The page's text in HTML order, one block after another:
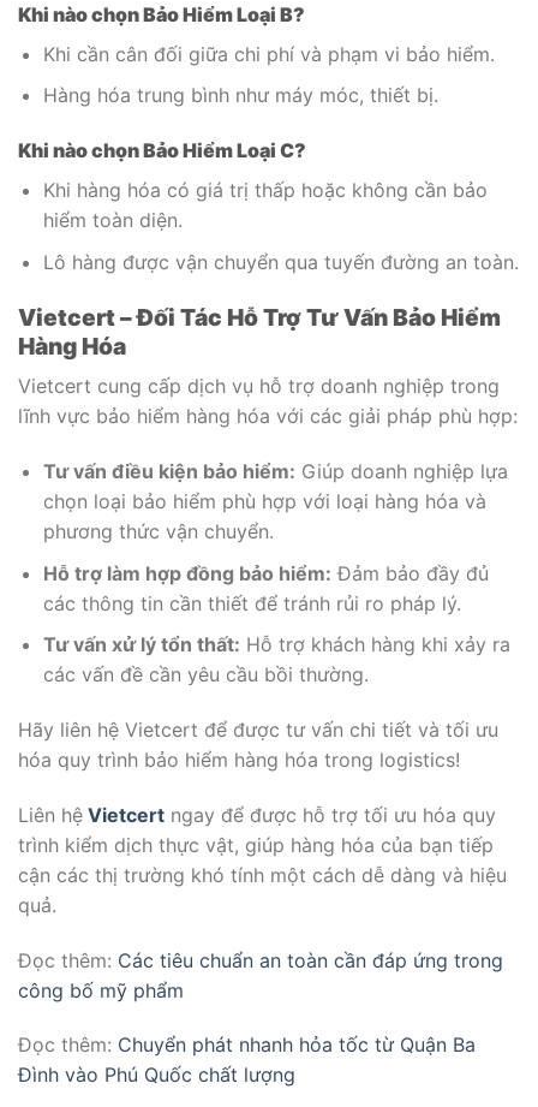
Khi nào chọn Bảo Hiểm Loại B?
Khi cần cân đối giữa chi phí và phạm vi bảo hiểm.
Hàng hóa trung bình như máy móc, thiết bị.
Khi nào chọn Bảo Hiểm Loại C?
Khi hàng hóa có giá trị thấp hoặc không cần bảo
hiểm toàn diện.
Lô hàng được vận chuyển qua tuyến đường an toàn.
Vietcert – Đối Tác Hỗ Trợ Tư Vấn Bảo Hiểm
Hàng Hóa
Vietcert cung cấp dịch vụ hỗ trợ doanh nghiệp trong
lĩnh vực bảo hiểm hàng hóa với các giải pháp phù hợp:
Tư vấn điều kiện bảo hiểm: Giúp doanh nghiệp lựa
chọn loại bảo hiểm phù hợp với loại hàng hóa và
phương thức vận chuyển.
Hỗ trợ làm hợp đồng bảo hiểm: Đảm bảo đầy đủ
các thông tin cần thiết để tránh rủi ro pháp lý.
Tư vấn xử lý tổn thất: Hỗ trợ khách hàng khi xảy ra
các vấn đề cần yêu cầu bồi thường.
Hãy liên hệ Vietcert để được tư vấn chi tiết và tối ưu
hóa quy trình bảo hiểm hàng hóa trong logistics!
Liên hệ Vietcert ngay để được hỗ trợ tối ưu hóa quy
trình kiểm dịch thực vật, giúp hàng hóa của bạn tiếp
cận các thị trường khó tính một cách dễ dàng và hiệu
quả.
Đọc thêm: Các tiêu chuẩn an toàn cần đáp ứng trong
công bố mỹ phẩm
Đọc thêm: Chuyển phát nhanh hỏa tốc từ Quận Ba
Đình vào Phú Quốc chất lượng